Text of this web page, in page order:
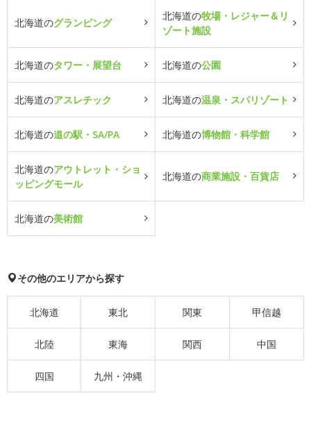
北海道のグランピング
北海道の牧場・レジャー＆リ
ゾート施設
北海道のタワー・展望台 北海道の公園
北海道のアスレチック 北海道の温泉・スパリゾート
北海道の道の駅・SA/PA 北海道の博物館・科学館
北海道のアウトレット・ショ
ッピングモール
北海道の商業施設・百貨店
北海道の美術館
その他のエリアから探す
北海道 東北 関東 甲信越
北陸 東海 関西 中国
四国 九州・沖縄